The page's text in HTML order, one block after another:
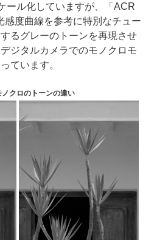
ール化していますが、「ACR
感度曲線を参考に特別なチュー
るグレーのトーンを再現させ
ジタルカメラでのモノクロモ
ています。
クロのトーンの違い